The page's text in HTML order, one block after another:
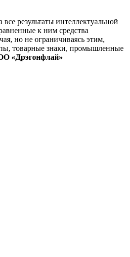
результаты интеллектуальной
к ним средства
но не ограничиваясь этим,
товарные знаки, промышленные
«Дрэгонфлай»